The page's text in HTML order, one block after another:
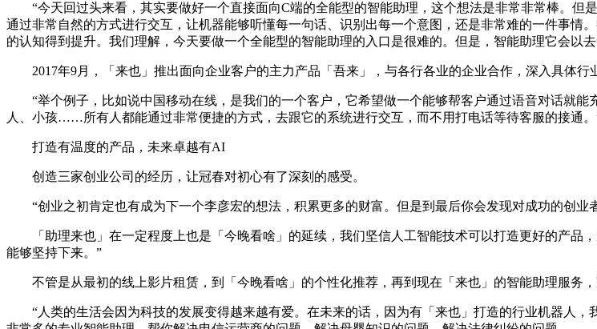
“今天回过头来看，其实要做好一个直接面向C端的全能型的智能助理，这个想法是非常非常棒。但
通过非常自然的方式进行交互，让机器能够听懂每一句话、识别出每一个意图，还是非常难的一件事情
的认知得到提升。我们理解，今天要做一个全能型的智能助理的入口是很难的。但是，智能助理它会以
2017年9月，「来也」推出面向企业客户的主力产品「吾来」，与各行各业的企业合作，深入具体行
“举个例子，比如说中国移动在线，是我们的一个客户，它希望做一个能够帮客户通过语音对话就能
人、小孩……所有人都能通过非常便捷的方式，去跟它的系统进行交互，而不用打电话等待客服的接通。
打造有温度的产品，未来卓越有AI
创造三家创业公司的经历，让冠春对初心有了深刻的感受。
“创业之初肯定也有成为下一个李彦宏的想法，积累更多的财富。但是到最后你会发现对成功的创业
「助理来也」在一定程度上也是「今晚看啥」的延续，我们坚信人工智能技术可以打造更好的产品
能够坚持下来。”
不管是从最初的线上影片租赁，到「今晚看啥」的个性化推荐，再到现在「来也」的智能助理服务
“人类的生活会因为科技的发展变得越来越有爱。在未来的话，因为有「来也」打造的行业机器人，